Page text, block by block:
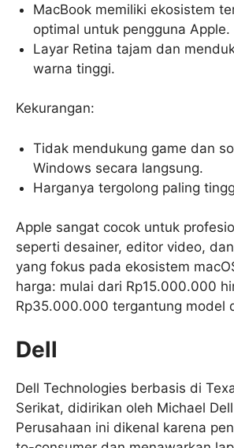
MacBook memiliki ekosistem
optimal untuk pengguna Apple.
Layar Retina tajam dan
warna tinggi.
Kekurangan:
Tidak mendukung game dan
Windows secara langsung.
Harganya tergolong paling
Apple sangat cocok untuk
seperti desainer, editor video,
yang fokus pada ekosistem
harga: mulai dari Rp15.000.000
Rp35.000.000 tergantung model
Dell
Dell Technologies berbasis di
Serikat, didirikan oleh Michael
Perusahaan ini dikenal karena